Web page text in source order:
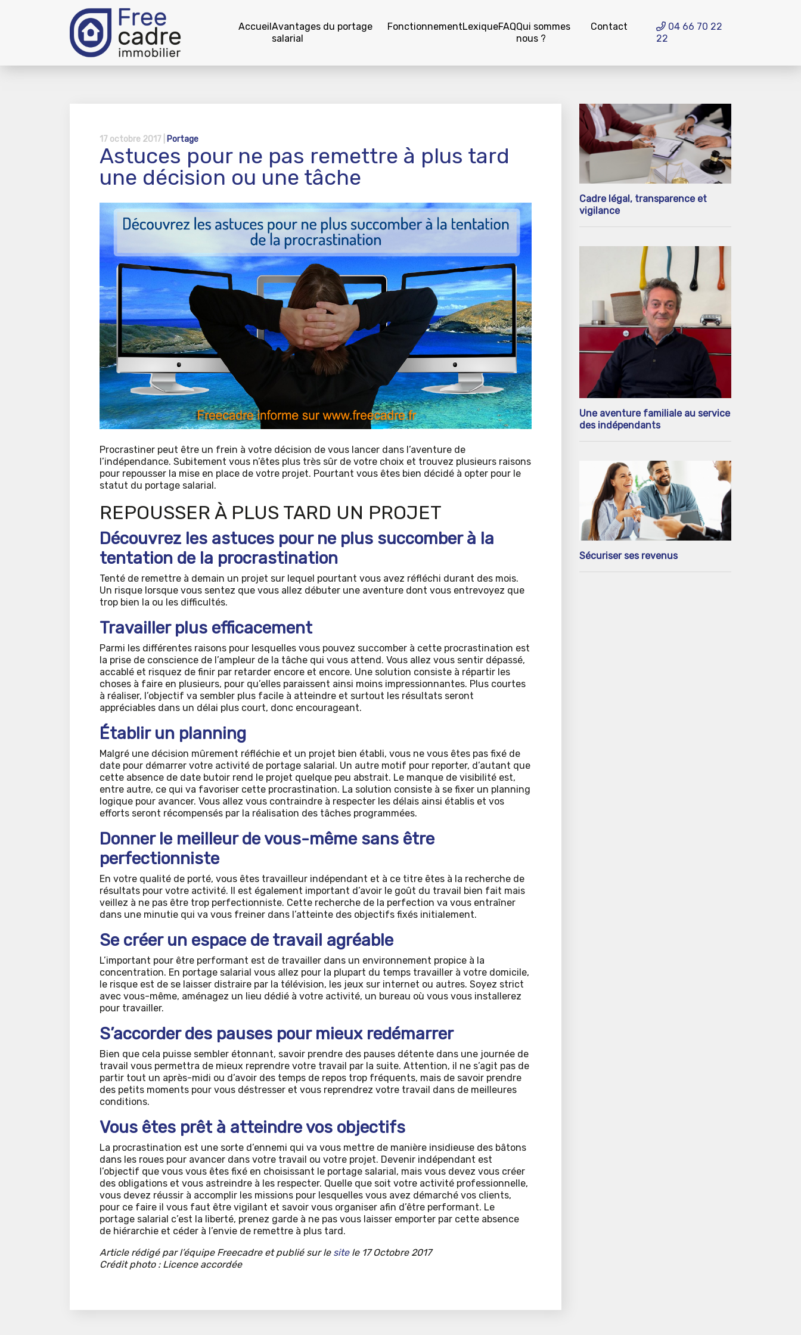
AccueilAvantages du portage
salarial
FonctionnementLexiqueFAQQui sommes
nous ?
Contact
04 66 70 22
22
17 octobre 2017 | Portage
Astuces pour ne pas remettre à plus tard
une décision ou une tâche
Procrastiner peut être un frein à votre décision de vous lancer dans l’aventure de
l’indépendance. Subitement vous n’êtes plus très sûr de votre choix et trouvez plusieurs raisons
pour repousser la mise en place de votre projet. Pourtant vous êtes bien décidé à opter pour le
statut du portage salarial.
REPOUSSER À PLUS TARD UN PROJET
Découvrez les astuces pour ne plus succomber à la
tentation de la procrastination
Tenté de remettre à demain un projet sur lequel pourtant vous avez réfléchi durant des mois.
Un risque lorsque vous sentez que vous allez débuter une aventure dont vous entrevoyez que
trop bien la ou les difficultés.
Travailler plus efficacement
Parmi les différentes raisons pour lesquelles vous pouvez succomber à cette procrastination est
la prise de conscience de l’ampleur de la tâche qui vous attend. Vous allez vous sentir dépassé,
accablé et risquez de finir par retarder encore et encore. Une solution consiste à répartir les
choses à faire en plusieurs, pour qu’elles paraissent ainsi moins impressionnantes. Plus courtes
à réaliser, l’objectif va sembler plus facile à atteindre et surtout les résultats seront
appréciables dans un délai plus court, donc encourageant.
Établir un planning
Malgré une décision mûrement réfléchie et un projet bien établi, vous ne vous êtes pas fixé de
date pour démarrer votre activité de portage salarial. Un autre motif pour reporter, d’autant que
cette absence de date butoir rend le projet quelque peu abstrait. Le manque de visibilité est,
entre autre, ce qui va favoriser cette procrastination. La solution consiste à se fixer un planning
logique pour avancer. Vous allez vous contraindre à respecter les délais ainsi établis et vos
efforts seront récompensés par la réalisation des tâches programmées.
Donner le meilleur de vous-même sans être
perfectionniste
En votre qualité de porté, vous êtes travailleur indépendant et à ce titre êtes à la recherche de
résultats pour votre activité. Il est également important d’avoir le goût du travail bien fait mais
veillez à ne pas être trop perfectionniste. Cette recherche de la perfection va vous entraîner
dans une minutie qui va vous freiner dans l’atteinte des objectifs fixés initialement.
Se créer un espace de travail agréable
L’important pour être performant est de travailler dans un environnement propice à la
concentration. En portage salarial vous allez pour la plupart du temps travailler à votre domicile,
le risque est de se laisser distraire par la télévision, les jeux sur internet ou autres. Soyez strict
avec vous-même, aménagez un lieu dédié à votre activité, un bureau où vous vous installerez
pour travailler.
S’accorder des pauses pour mieux redémarrer
Bien que cela puisse sembler étonnant, savoir prendre des pauses détente dans une journée de
travail vous permettra de mieux reprendre votre travail par la suite. Attention, il ne s’agit pas de
partir tout un après-midi ou d’avoir des temps de repos trop fréquents, mais de savoir prendre
des petits moments pour vous déstresser et vous reprendrez votre travail dans de meilleures
conditions.
Vous êtes prêt à atteindre vos objectifs
La procrastination est une sorte d’ennemi qui va vous mettre de manière insidieuse des bâtons
dans les roues pour avancer dans votre travail ou votre projet. Devenir indépendant est
l’objectif que vous vous êtes fixé en choisissant le portage salarial, mais vous devez vous créer
des obligations et vous astreindre à les respecter. Quelle que soit votre activité professionnelle,
vous devez réussir à accomplir les missions pour lesquelles vous avez démarché vos clients,
pour ce faire il vous faut être vigilant et savoir vous organiser afin d’être performant. Le
portage salarial c’est la liberté, prenez garde à ne pas vous laisser emporter par cette absence
de hiérarchie et céder à l’envie de remettre à plus tard.
Article rédigé par l’équipe Freecadre et publié sur le sitele 17 Octobre 2017
Crédit photo : Licence accordée
Cadre légal, transparence et
vigilance
Une aventure familiale au service
des indépendants
Sécuriser ses revenus